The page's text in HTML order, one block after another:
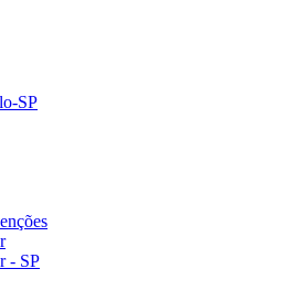
SP
- SP